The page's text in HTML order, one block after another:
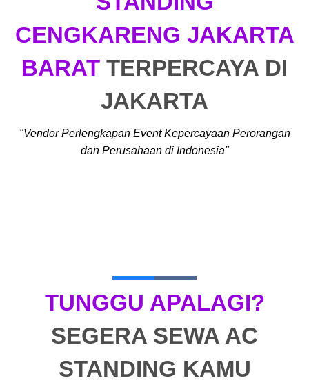
CENGKARENG JAKARTA
BARAT TERPERCAYA DI
JAKARTA
"Vendor Perlengkapan Event Kepercayaan Perorangan
dan Perusahaan di Indonesia"
TUNGGU APALAGI?
SEGERA SEWA AC
STANDING KAMU